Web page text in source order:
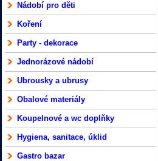
Nádobí pro děti
Koření
Party - dekorace
Jednorázové nádobí
Ubrousky a ubrusy
Obalové materiály
Koupelnové a wc doplňky
Hygiena, sanitace, úklid
Gastro bazar